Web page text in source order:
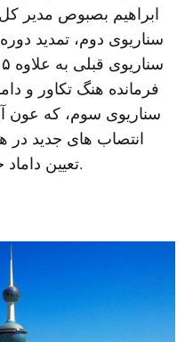
ابراهیم بصبوص مدیر
سناریوی دوم، تمدید
فرمانده هنگ تکاور و
سناریوی سوم، که عون
انتصاب های جدید در
تعیین داماد خود به فرماندهی ارتش است.